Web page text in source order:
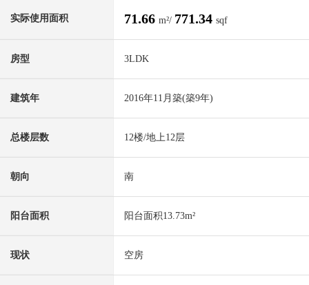
实际使用面积 71.66 m²/ 771.34 sqf
房型 3LDK
建筑年 2016年11月築(築9年)
总楼层数 12楼/地上12层
朝向 南
阳台面积 阳台面积13.73m²
现状 空房